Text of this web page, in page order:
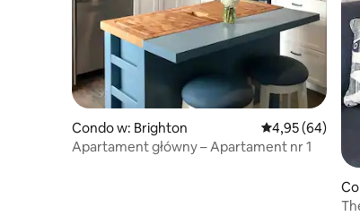
Condo w: Brighton Średnia ocena:
4,95 (64)
Apartament główny – Apartament nr 1